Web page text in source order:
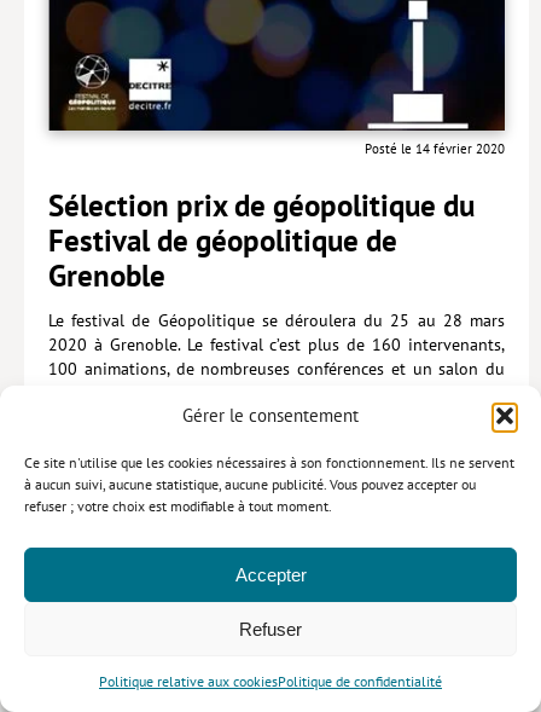
Gérer le consentement
Ce site n'utilise que les cookies nécessaires à son fonctionnement. Ils ne servent
à aucun suivi, aucune statistique, aucune publicité. Vous pouvez accepter ou
refuser ; votre choix est modifiable à tout moment.
Accepter
Refuser
Politique relative aux cookiesPolitique de confidentialité
Posté le 14 février 2020
Sélection prix de géopolitique du
Festival de géopolitique de
Grenoble
Le festival de Géopolitique se déroulera du 25 au 28 mars
2020 à Grenoble. Le festival c’est plus de 160 intervenants,
100 animations, de nombreuses conférences et un salon du
récompense des
ouvrages qui offrent un éclairage marquant sur les questions
internationales
Cette année, il est décerné par les membres du comité
Pour l’édition 2020, les nominés sont :
• Blandine Chélini-Pont (Dir) :Géopolitique des religions
Paris, le Cavalier Bleu, 2019
Géopolitique de l’eau : entre conflits et
• Jean-François Gayraud : théories des hybrides, CNRS 2017
(mouvements terroristes et crime organisé)